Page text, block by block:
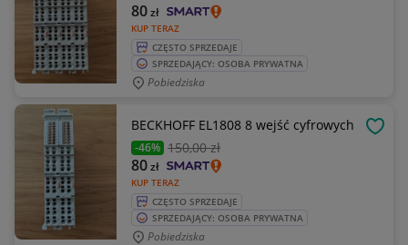
KUP TERAZ
80zł
CZĘSTO SPRZEDAJE
SPRZEDAJĄCY: OSOBA PRYWATNA
Pobiedziska
BECKHOFF EL1808 8 wejść cyfrowych
-46% 150,00 zł
KUP TERAZ
80zł
CZĘSTO SPRZEDAJE
SPRZEDAJĄCY: OSOBA PRYWATNA
Pobiedziska